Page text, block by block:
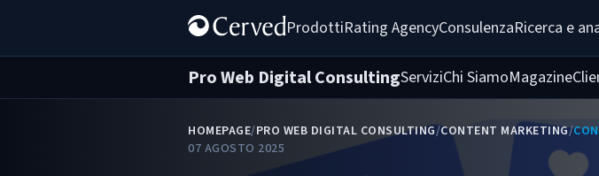
ProdottiRating AgencyConsulenzaRicerca e
Pro Web Digital ConsultingServiziChi SiamoMagazine
HOMEPAGE/PRO WEB DIGITAL CONSULTING/CONTENT MARKETING/
07 AGOSTO 2025